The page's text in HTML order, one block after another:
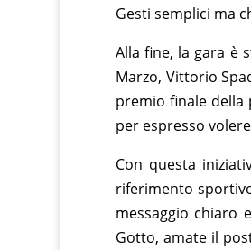
Gesti semplici ma
Alla fine, la gara è
Marzo, Vittorio
premio finale della
per espresso
Con questa
riferimento
messaggio chiaro
Gotto, amate il